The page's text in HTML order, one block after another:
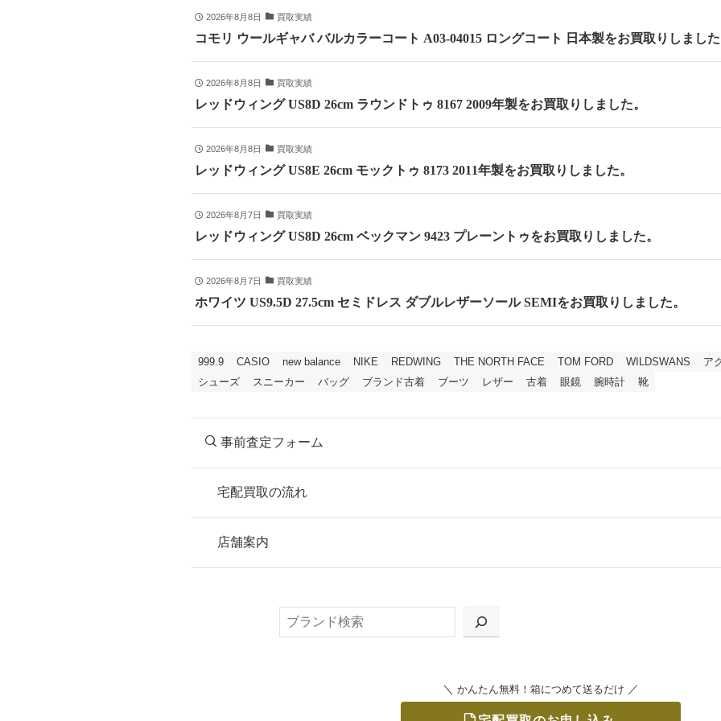
2026年8月8日 買取実績
コモリ ウールギャバ バルカラーコート A03-04015 ロングコート 日本製をお買取りしまし
2026年8月8日 買取実績
レッドウィング US8D 26cm ラウンドトゥ 8167 2009年製をお買取りしました。
2026年8月8日 買取実績
レッドウィング US8E 26cm モックトゥ 8173 2011年製をお買取りしました。
2026年8月7日 買取実績
レッドウィング US8D 26cm ベックマン 9423 プレーントゥをお買取りしました。
2026年8月7日 買取実績
ホワイツ US9.5D 27.5cm セミドレス ダブルレザーソール SEMIをお買取りしました。
999.9 CASIO new balance NIKE REDWING THE NORTH FACE TOM FORD WILDSWANS
ア
シューズ
スニーカー バッグ ブランド古着 ブーツ レザー 古着 眼鏡 腕時計 靴
事前査定フォーム
宅配買取の流れ
お申込み
または梱包材不要の「集荷申込」からお選びいただけます。
店舗案内
＼ かんたん無料！箱につめて送るだけ ／